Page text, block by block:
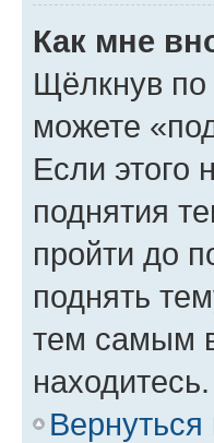
Как мне
Щёлкнув
можете
Если этого
поднятия
пройти до
поднять
тем самым
находитесь.
Вернуться